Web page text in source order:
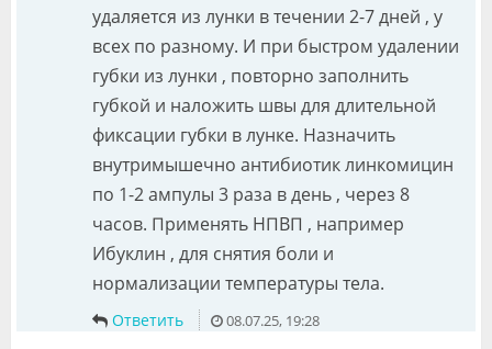
удаляется из лунки в течении 2-7 дней , у
всех по разному. И при быстром удалении
губки из лунки , повторно заполнить
губкой и наложить швы для длительной
фиксации губки в лунке. Назначить
внутримышечно антибиотик линкомицин
по 1-2 ампулы 3 раза в день , через 8
часов. Применять НПВП , например
Ибуклин , для снятия боли и
нормализации температуры тела.
Ответить 08.07.25, 19:28